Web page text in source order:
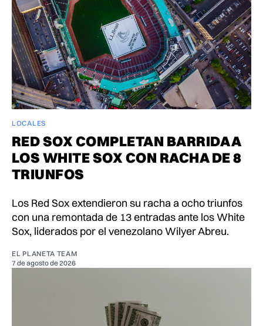
LOCALES
RED SOX COMPLETAN BARRIDA A
LOS WHITE SOX CON RACHA DE 8
TRIUNFOS
Los Red Sox extendieron su racha a ocho triunfos
con una remontada de 13 entradas ante los White
Sox, liderados por el venezolano Wilyer Abreu.
EL PLANETA TEAM
7 de agosto de 2026